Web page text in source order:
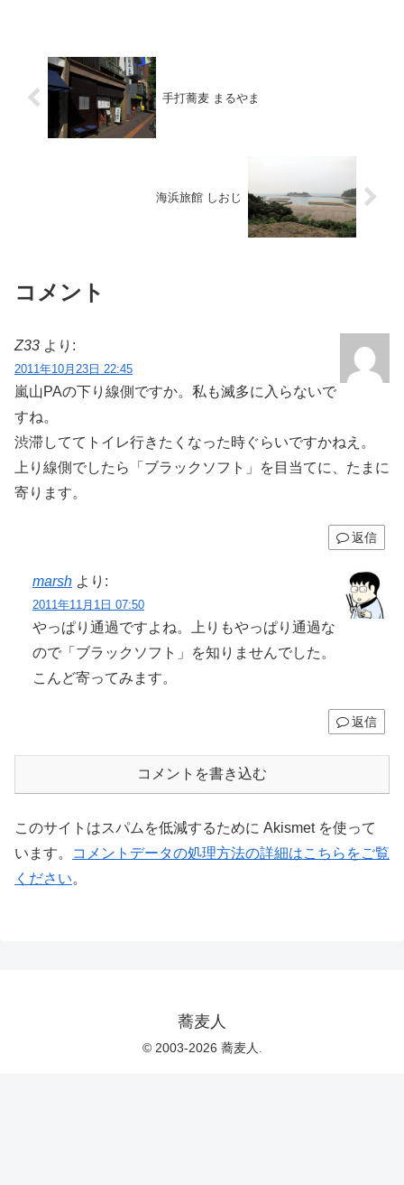
手打蕎麦 まるやま
海浜旅館 しおじ
コメント
Z33 より:
2011年10月23日 22:45
嵐山PAの下り線側ですか。私も滅多に入らないで
すね。
渋滞しててトイレ行きたくなった時ぐらいですかねえ。
上り線側でしたら「ブラックソフト」を目当てに、たまに
寄ります。
返信
marsh より:
2011年11月1日 07:50
やっぱり通過ですよね。上りもやっぱり通過な
ので「ブラックソフト」を知りませんでした。
こんど寄ってみます。
返信
コメントを書き込む
このサイトはスパムを低減するために Akismet を使って
います。
コメントデータの処理方法の詳細はこちらをご覧
ください。
蕎麦人
© 2003-2026 蕎麦人.